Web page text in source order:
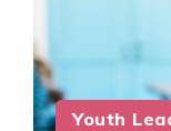
Youth